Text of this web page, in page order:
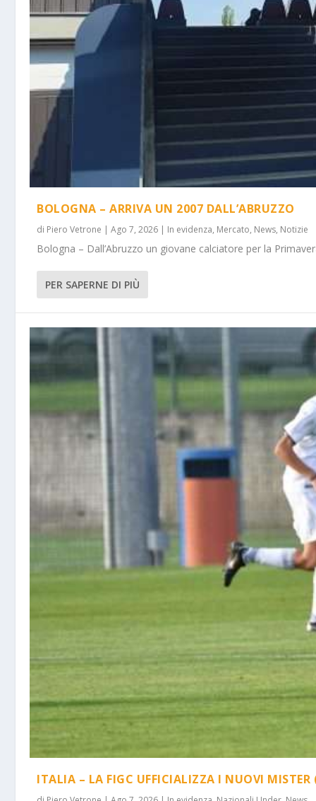
BOLOGNA – ARRIVA UN 2007 DALL’ABRUZZO
di Piero Vetrone |Ago 7, 2026 | In evidenza, Mercato, News, Notizie
Bologna – Dall’Abruzzo un giovane calciatore per la
PER SAPERNE DI PIÙ
ITALIA – LA FIGC UFFICIALIZZA I NUOVI MISTER